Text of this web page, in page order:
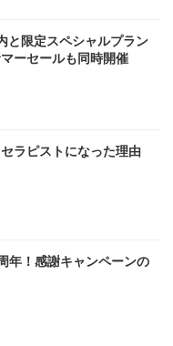
と限定スペシャルプラン
ーセールも同時開催
ラピストになった理由
年！感謝キャンペーンの